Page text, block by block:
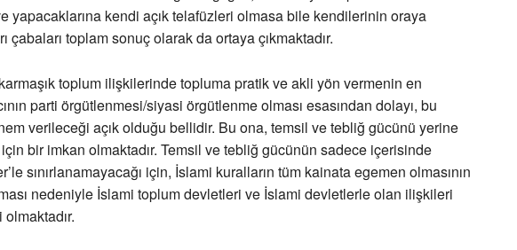
yapacaklarına kendi açık telafüzleri olmasa bile kendilerinin oraya
çabaları toplam sonuç olarak da ortaya çıkmaktadır.
toplum ilişkilerinde topluma pratik ve akli yön vermenin en
parti örgütlenmesi/siyasi örgütlenme olması esasından dolayı, bu
verileceği açık olduğu bellidir. Bu ona, temsil ve tebliğ gücünü yerine
bir imkan olmaktadır. Temsil ve tebliğ gücünün sadece içerisinde
sınırlanamayacağı için, İslami kuralların tüm kainata egemen olmasının
nedeniyle İslami toplum devletleri ve İslami devletlerle olan ilişkileri